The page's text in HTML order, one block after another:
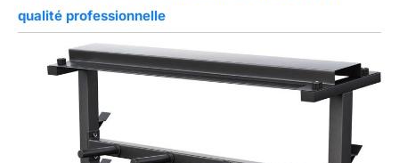
qualité professionnelle